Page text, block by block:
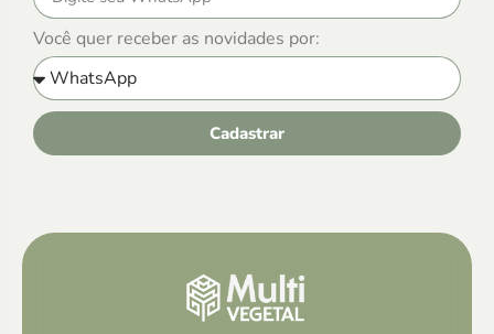
Você quer receber as novidades por:
Cadastrar